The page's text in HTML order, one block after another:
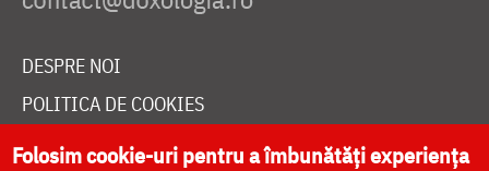
DESPRE NOI
POLITICA DE COOKIES
DONEAZĂ ONLINE PENTRU CATEDRALA NAȚIONALĂ
Folosim cookie-uri pentru a îmbunătăți experiența